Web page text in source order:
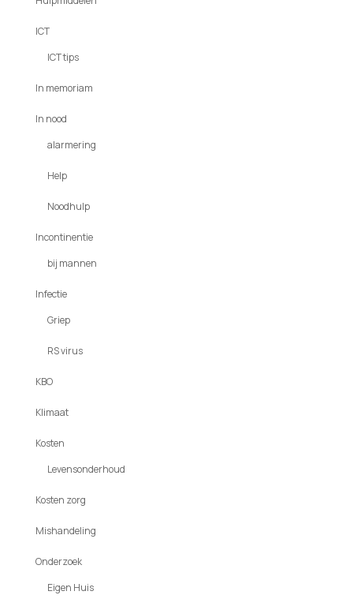
ICT
ICT tips
In memoriam
In nood
alarmering
Help
Noodhulp
Incontinentie
bij mannen
Infectie
Griep
RS virus
KBO
Klimaat
Kosten
Levensonderhoud
Kosten zorg
Mishandeling
Onderzoek
Eigen Huis